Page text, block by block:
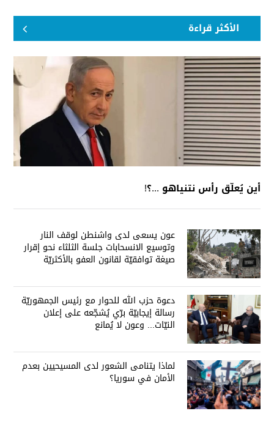
الأكثر قراءة
أين يُعلّق رأس نتنياهو ...؟!
عون يسعى لدى واشنطن لوقف النار
وتوسيع الانسحابات جلسة الثلثاء نحو إقرار
صيغة توافقيّة لقانون العفو بالأكثريّة
دعوة حزب الله للحوار مع رئيس الجمهوريّة
رسالة إيجابيّة برّي يُشجّعه على إعلان
النيّات... وعون لا يُمانع
لماذا يتنامى الشعور لدى المسيحيين بعدم
الأمان في سوريا؟